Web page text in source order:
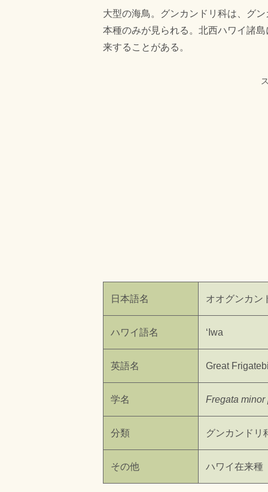
大型の海鳥。グンカンドリ科は、グ
本種のみが見られる。北西ハワイ諸
来することがある。
日本語名 オオグンカン
ハワイ語名 ʻIwa
英語名 Great
学名 Fregata minor
分類 グンカンドリ
その他 ハワイ在来種